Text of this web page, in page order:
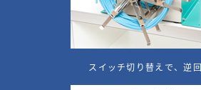
スイッチ切り替えで、逆